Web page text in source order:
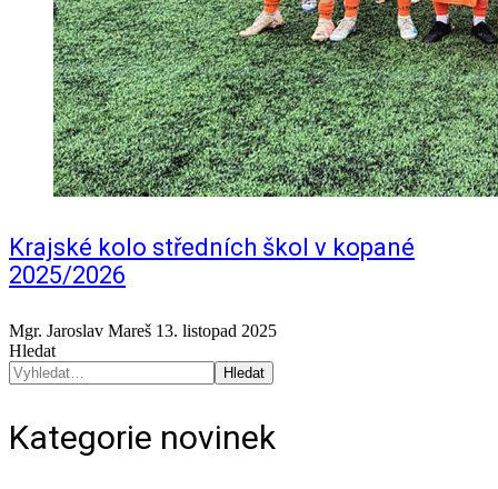
Krajské kolo středních škol v kopané
2025/2026
Mgr. Jaroslav Mareš 13. listopad 2025
Hledat
Hledat
Kategorie novinek